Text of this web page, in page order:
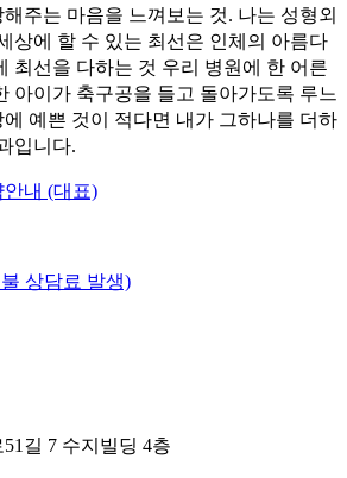
주는 마음을 느껴보는 것. 나는 성형외
상에 할 수 있는 최선은 인체의 아름다
최선을 다하는 것 우리 병원에 한 어른
아이가 축구공을 들고 돌아가도록 루느
예쁜 것이 적다면 내가 그하나를 더하
입니다.
내 (대표)
상담료 발생)
길 7 수지빌딩 4층